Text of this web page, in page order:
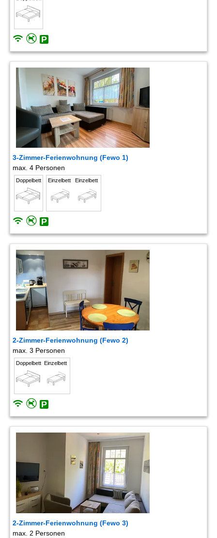
3-Zimmer-Ferienwohnung (Fewo 1)
max. 4 Personen
Doppelbett Einzelbett Einzelbett
2-Zimmer-Ferienwohnung (Fewo 2)
max. 3 Personen
Doppelbett Einzelbett
2-Zimmer-Ferienwohnung (Fewo 3)
max. 2 Personen